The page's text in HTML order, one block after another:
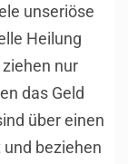
unseriöse
Heilung
nur
das Geld
über einen
beziehen